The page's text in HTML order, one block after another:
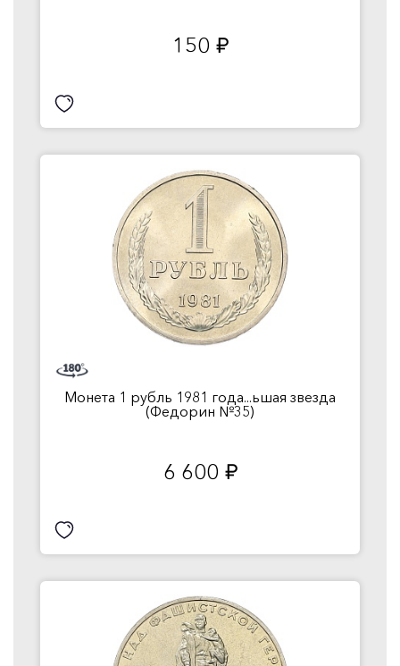
150 руб.
Монета 1 рубль 1981 года...ьшая звезда
(Федорин №35)
6 600 руб.